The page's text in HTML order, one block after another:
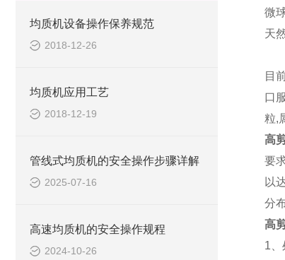
均质机设备操作保养规范
2018-12-26
均质机应用工艺
2018-12-19
管线式均质机的安全操作步骤详解
2025-07-16
高速均质机的安全操作规程
2024-10-26
微
天
目
口
粒,
高
要
以
分
高
1